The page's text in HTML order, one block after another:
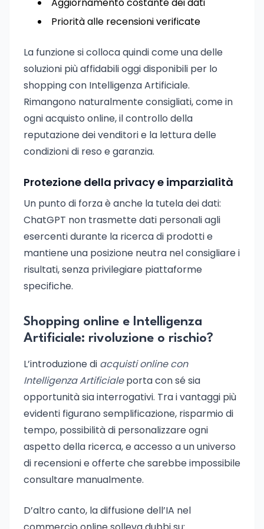
Priorità alle recensioni verificate
La funzione si colloca quindi come una delle
soluzioni più affidabili oggi disponibili per lo
shopping con Intelligenza Artificiale.
Rimangono naturalmente consigliati, come in
ogni acquisto online, il controllo della
reputazione dei venditori e la lettura delle
condizioni di reso e garanzia.
Protezione della privacy e imparzialità
Un punto di forza è anche la tutela dei dati:
ChatGPT non trasmette dati personali agli
esercenti durante la ricerca di prodotti e
mantiene una posizione neutra nel consigliare i
risultati, senza privilegiare piattaforme
specifiche.
Shopping online e Intelligenza
Artificiale: rivoluzione o rischio?
L’introduzione di acquisti online con
Intelligenza Artificialeporta con sé sia
opportunità sia interrogativi. Tra i vantaggi più
evidenti figurano semplificazione, risparmio di
tempo, possibilità di personalizzare ogni
aspetto della ricerca, e accesso a un universo
di recensioni e offerte che sarebbe impossibile
consultare manualmente.
D’altro canto, la diffusione dell’IA nel